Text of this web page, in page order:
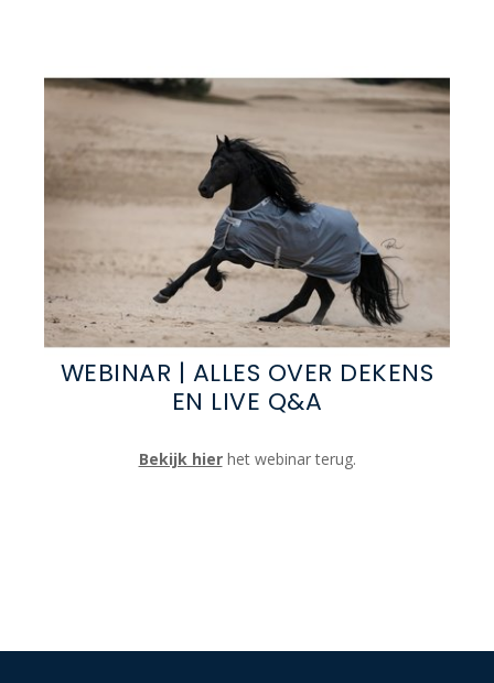
WEBINAR | ALLES OVER DEKENS
EN LIVE Q&A
Bekijk hier het webinar terug.